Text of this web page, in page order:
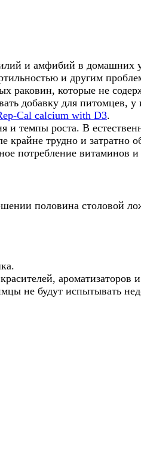
и амфибий в домашних
и другим
раковин, которые не
добавку для питомцев,
Cal calcium with D3.
темпы роста. В
трудно и затратно
потребление витаминов
половина столовой
ароматизаторов
не будут испытывать